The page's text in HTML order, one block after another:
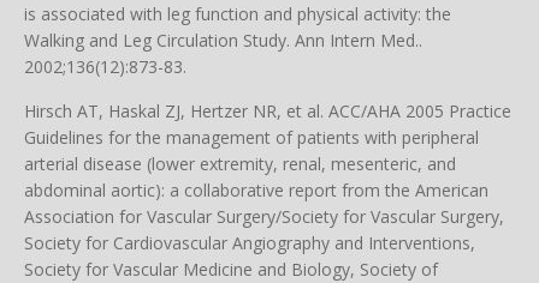
is associated with leg function and physical activity: the
Walking and Leg Circulation Study. Ann Intern Med..
2002;136(12):873-83.
Hirsch AT, Haskal ZJ, Hertzer NR, et al. ACC/AHA 2005 Practice
Guidelines for the management of patients with peripheral
arterial disease (lower extremity, renal, mesenteric, and
abdominal aortic): a collaborative report from the American
Association for Vascular Surgery/Society for Vascular Surgery,
Society for Cardiovascular Angiography and Interventions,
Society for Vascular Medicine and Biology, Society of